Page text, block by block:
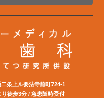
条上ル要法寺前町724-1
徒歩3分 / 急患随時受付